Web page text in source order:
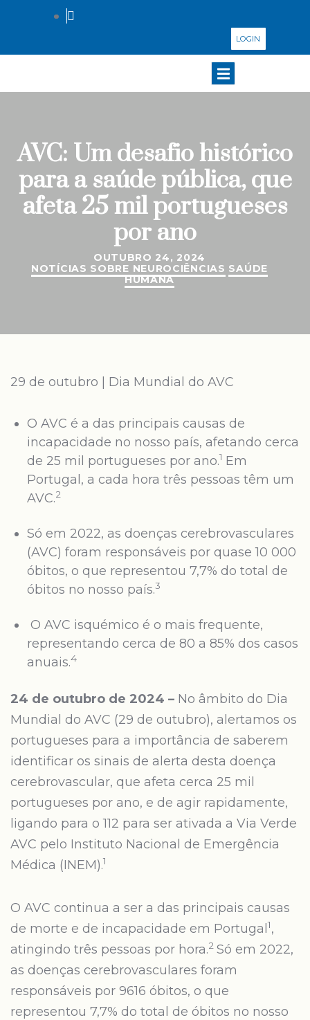
LOGIN
AVC: Um desafio histórico
para a saúde pública, que
afeta 25 mil portugueses
por ano
OUTUBRO 24, 2024
NOTÍCIAS SOBRE NEUROCIÊNCIAS SAÚDE
HUMANA
29 de outubro | Dia Mundial do AVC
O AVC é a das principais causas de
incapacidade no nosso país, afetando cerca
de 25 mil portugueses por ano.1 Em
Portugal, a cada hora três pessoas têm um
AVC.2
Só em 2022, as doenças cerebrovasculares
(AVC) foram responsáveis por quase 10 000
óbitos, o que representou 7,7% do total de
óbitos no nosso país.3
O AVC isquémico é o mais frequente,
representando cerca de 80 a 85% dos casos
anuais.4
24 de outubro de 2024 – No âmbito do Dia
Mundial do AVC (29 de outubro), alertamos os
portugueses para a importância de saberem
identificar os sinais de alerta desta doença
cerebrovascular, que afeta cerca 25 mil
portugueses por ano, e de agir rapidamente,
ligando para o 112 para ser ativada a Via Verde
AVC pelo Instituto Nacional de Emergência
Médica (INEM).1
O AVC continua a ser a das principais causas
de morte e de incapacidade em Portugal 1,
atingindo três pessoas por hora.2 Só em 2022,
as doenças cerebrovasculares foram
responsáveis por 9616 óbitos, o que
representou 7,7% do total de óbitos no nosso